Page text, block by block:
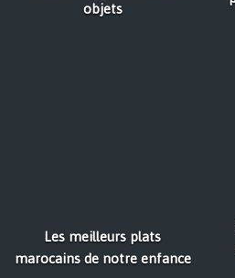
objets
Les meilleurs plats
marocains de notre enfance